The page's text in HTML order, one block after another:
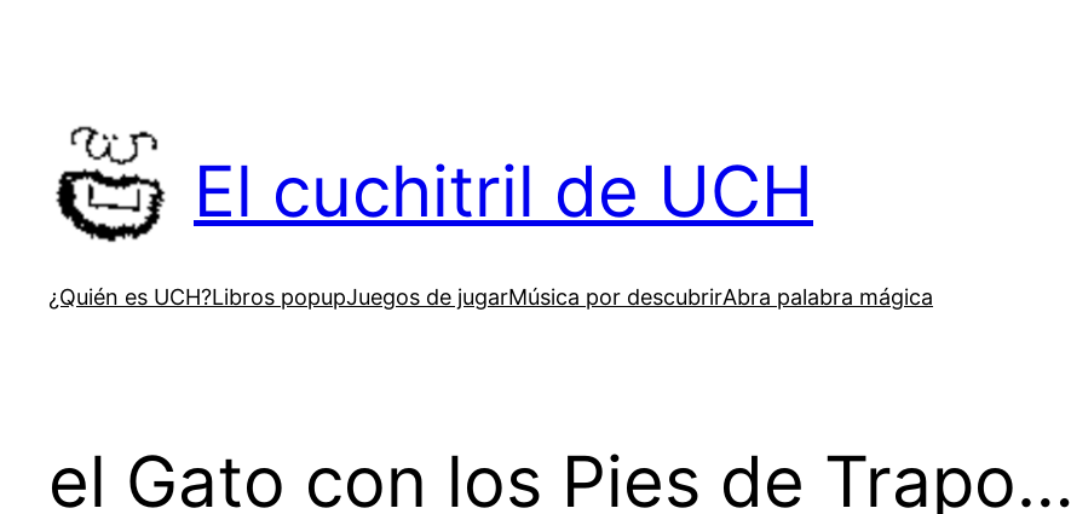
El cuchitril de UCH
¿Quién es UCH?Libros popupJuegos de jugarMúsica por descubrirAbra palabra mágica
el Gato con los Pies de Trapo…